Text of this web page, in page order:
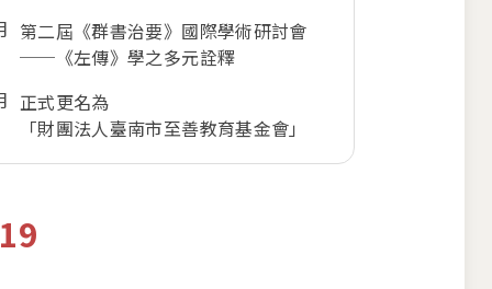
第二屆《群書治要》國際學術研討會
──《左傳》學之多元詮釋
正式更名為
「財團法人臺南市至善教育基金會」